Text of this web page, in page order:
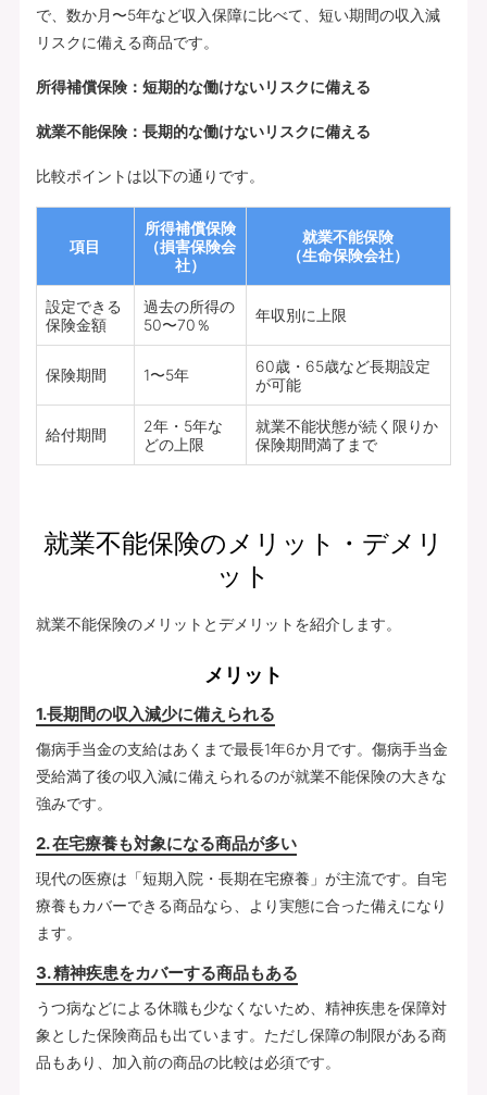
で、数か月〜5年など収入保障に比べて、短い期間の収入減
リスクに備える商品です。
所得補償保険：短期的な働けないリスクに備える
就業不能保険：長期的な働けないリスクに備える
比較ポイントは以下の通りです。
項目
所得補償保険
（損害保険会
社）
就業不能保険
（生命保険会社）
設定できる
保険金額
過去の所得の
50〜70％
年収別に上限
保険期間 1〜5年
60歳・65歳など長期設定
が可能
給付期間
2年・5年な
どの上限
就業不能状態が続く限りか
保険期間満了まで
就業不能保険のメリット・デメリ
ット
就業不能保険のメリットとデメリットを紹介します。
メリット
1.長期間の収入減少に備えられる
傷病手当金の支給はあくまで最長1年6か月です。傷病手当金
受給満了後の収入減に備えられるのが就業不能保険の大きな
強みです。
2. 在宅療養も対象になる商品が多い
現代の医療は「短期入院・長期在宅療養」が主流です。自宅
療養もカバーできる商品なら、より実態に合った備えになり
ます。
3. 精神疾患をカバーする商品もある
うつ病などによる休職も少なくないため、精神疾患を保障対
象とした保険商品も出ています。ただし保障の制限がある商
品もあり、加入前の商品の比較は必須です。